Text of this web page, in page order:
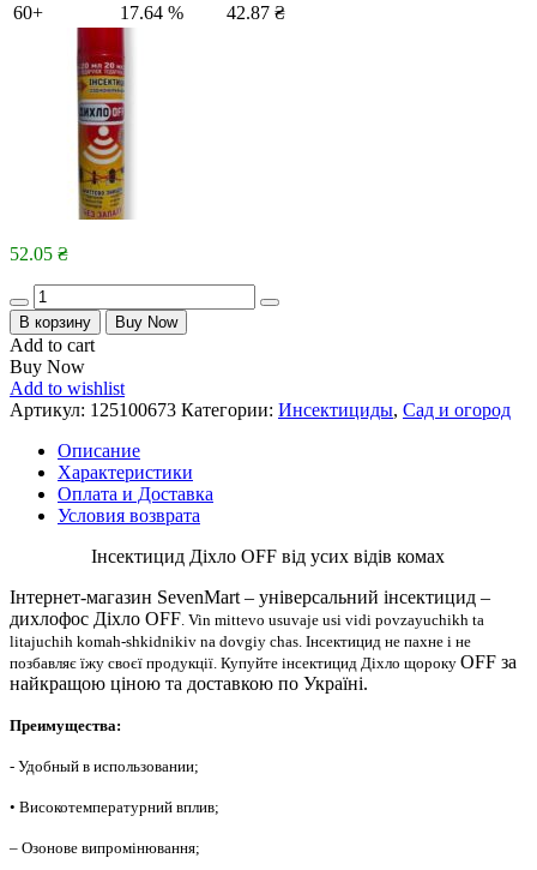
60+
17.64 % 42.87 ₴
52.05 ₴
Quantity
В корзину Buy Now
Add to cart
Buy Now
Add to wishlist
Артикул: 125100673 Категории: Инсектициды, Сад и огород
Описание
Характеристики
Оплата и Доставка
Условия возврата
Інсектицид Діхло OFF від усих відів комах
Інтернет-магазин SevenMart – універсальний інсектицид –
дихлофос Діхло OFF . Vin mittevo usuvaje usi vidi povzayuchikh ta
litajuchih komah-shkidnikiv na dovgiy chas. Інсектицид не пахне і не
позбавляє їжу своєї продукції. Купуйте інсектицид Діхло щороку OFF за
найкращою ціною та доставкою по Україні.
Преимущества:
- Удобный в использовании;
• Високотемпературний вплив;
– Озонове випромінювання;